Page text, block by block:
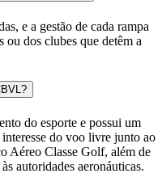
e a gestão de cada rampa
ou dos clubes que detêm a
do esporte e possui um
interesse do voo livre junto ao
Aéreo Classe Golf, além de
autoridades aeronáuticas.